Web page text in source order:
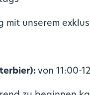
mit unserem
von 11:00-